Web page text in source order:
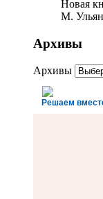
Новая
М.
Архивы
Архивы
Решаем